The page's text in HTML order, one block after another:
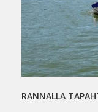
RANNALLA